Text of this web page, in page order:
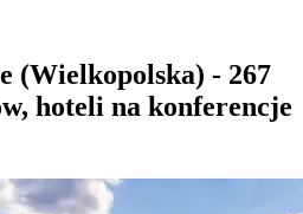
(Wielkopolska) - 267
hoteli na konferencje